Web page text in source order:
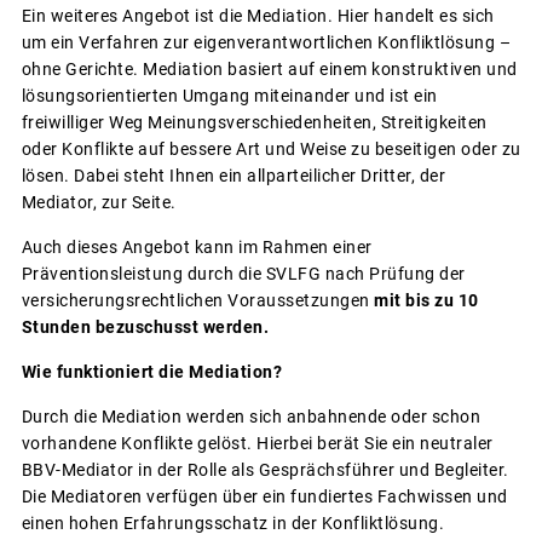
Ein weiteres Angebot ist die Mediation. Hier handelt es sich
um ein Verfahren zur eigenverantwortlichen Konfliktlösung –
ohne Gerichte. Mediation basiert auf einem konstruktiven und
lösungsorientierten Umgang miteinander und ist ein
freiwilliger Weg Meinungsverschiedenheiten, Streitigkeiten
oder Konflikte auf bessere Art und Weise zu beseitigen oder zu
lösen. Dabei steht Ihnen ein allparteilicher Dritter, der
Mediator, zur Seite.
Auch dieses Angebot kann im Rahmen einer
Präventionsleistung durch die SVLFG nach Prüfung der
versicherungsrechtlichen Voraussetzungen mit bis zu 10
Stunden bezuschusst werden.
Wie funktioniert die Mediation?
Durch die Mediation werden sich anbahnende oder schon
vorhandene Konflikte gelöst. Hierbei berät Sie ein neutraler
BBV-Mediator in der Rolle als Gesprächsführer und Begleiter.
Die Mediatoren verfügen über ein fundiertes Fachwissen und
einen hohen Erfahrungsschatz in der Konfliktlösung.